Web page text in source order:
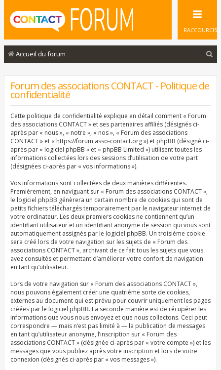
RACCOURCIS
Accueil du forum
Forum des associations CONTACT - Politique de
confidentialité
Cette politique de confidentialité explique en détail comment « Forum
des associations CONTACT » et ses partenaires affiliés (désignés ci-
après par « nous », « notre », « nos », « Forum des associations
CONTACT » et « https://forum.asso-contact.org ») et phpBB (désigné ci-
après par « logiciel phpBB » et « phpBB Limited ») utilisent toutes les
informations collectées lors des sessions d’utilisation de votre part
(désignées ci-après par « vos informations »).
Vos informations sont collectées de deux manières différentes.
Premièrement, en naviguant sur « Forum des associations CONTACT »,
le logiciel phpBB génèrera un certain nombre de cookies qui sont de
petits fichiers téléchargés temporairement par le navigateur internet de
votre ordinateur. Les deux premiers cookies ne contiennent qu’un
identifiant utilisateur et un identifiant anonyme de session qui vous sont
automatiquement assignés par le logiciel phpBB. Un troisième cookie
sera créé lors de votre navigation sur les sujets de « Forum des
associations CONTACT », archivant de ce fait tous les sujets que vous
avez consultés et permettant d’améliorer votre confort de navigation
en tant qu’utilisateur.
Lors de votre navigation sur « Forum des associations CONTACT »,
nous pouvons également créer une quatrième sorte de cookies,
externes au document qui est prévu pour couvrir uniquement les pages
créées par le logiciel phpBB. La seconde manière est de récupérer les
informations que vous nous envoyez et que nous collectons. Ceci peut
correspondre — mais n’est pas limité à — la publication de messages
en tant qu’utilisateur anonyme, l’inscription sur « Forum des
associations CONTACT » (désignée ci-après par « votre compte ») et les
messages que vous publiez après votre inscription et lors de votre
connexion (désignés ci-après par « vos messages »).